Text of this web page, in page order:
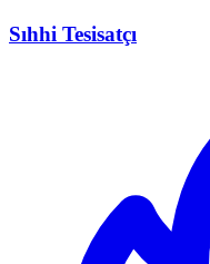
Sıhhi Tesisatçı